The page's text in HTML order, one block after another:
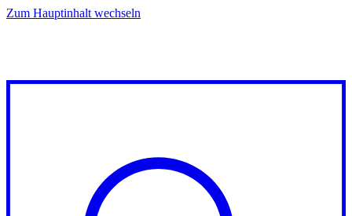
Zum Hauptinhalt wechseln